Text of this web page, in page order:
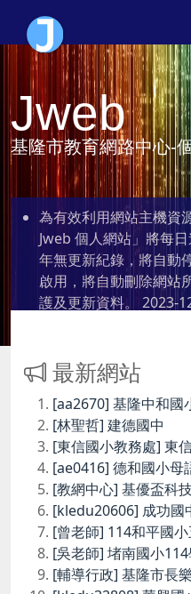
Jweb
基隆市教育網路中心-
為有效利用網站主機資
Jweb 個人網站」將每
年無更新紀錄，將自動
啟用，將自動刪除網站
護及更新資料。 2023-
最新網站
[aa2670] 基隆中和國
[林聖哲] 建德國中
[東信國小教務處] 東
[ae0416] 德和國小母
[教網中心] 基優盃科
[kledu20606] 成功國
[曾老師] 114和平國
[吳老師] 堵南國小
[輔導行政] 基隆市長